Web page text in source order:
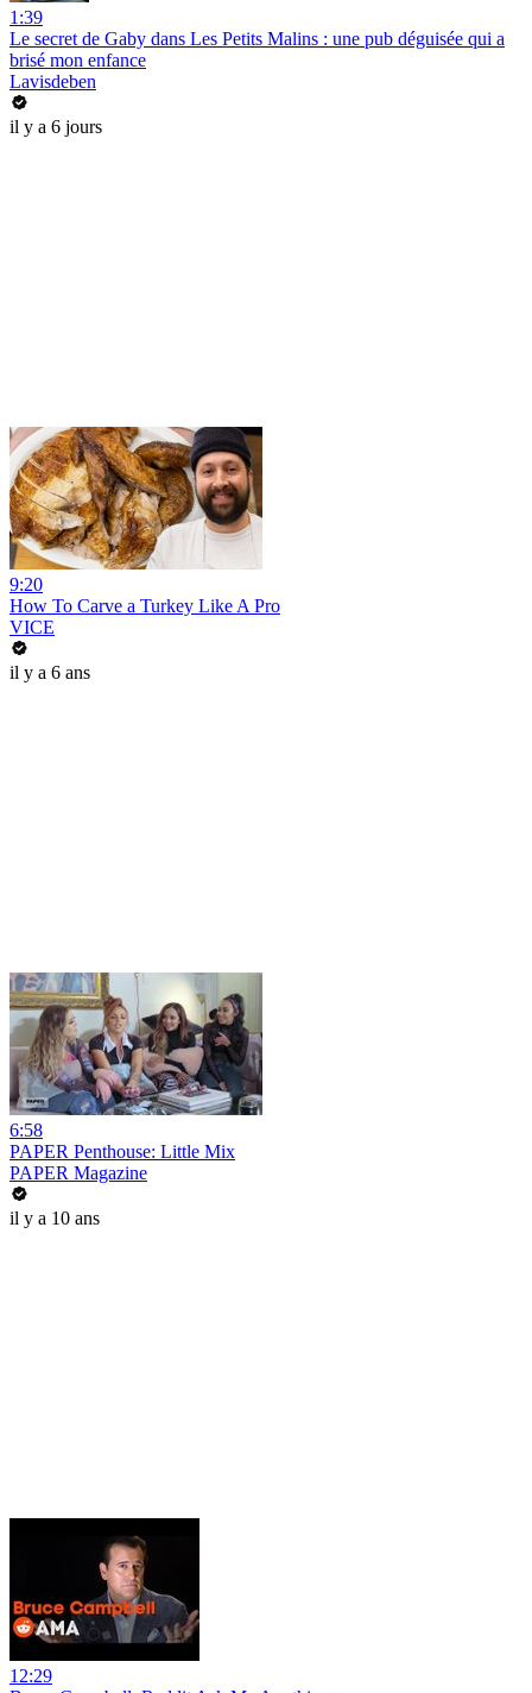
1:39
Le secret de Gaby dans Les Petits Malins : une pub déguisée qui a
brisé mon enfance
Lavisdeben
il y a 6 jours
9:20
How To Carve a Turkey Like A Pro
VICE
il y a 6 ans
6:58
PAPER Penthouse: Little Mix
PAPER Magazine
il y a 10 ans
12:29